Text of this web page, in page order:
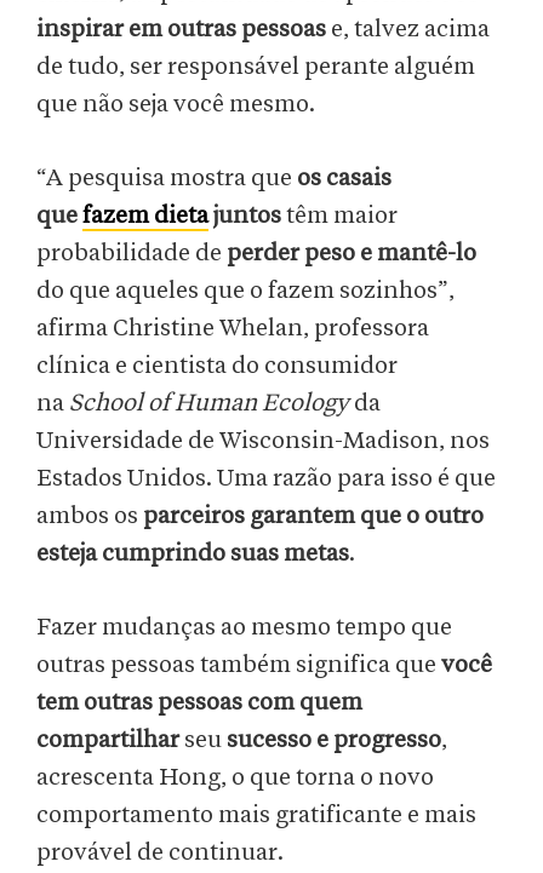
inspirar em outras pessoas e, talvez acima
de tudo, ser responsável perante alguém
que não seja você mesmo.
“A pesquisa mostra que os casais
quefazem dietajuntostêm maior
probabilidade de perder peso e mantê-lo
do que aqueles que o fazem sozinhos”,
afirma Christine Whelan, professora
clínica e cientista do consumidor
na School of Human Ecologyda
Universidade de Wisconsin-Madison, nos
Estados Unidos. Uma razão para isso é que
ambos os parceiros garantem que o outro
esteja cumprindo suas metas.
Fazer mudanças ao mesmo tempo que
outras pessoas também significa que você
tem outras pessoas com quem
compartilharseu sucesso e progresso,
acrescenta Hong, o que torna o novo
comportamento mais gratificante e mais
provável de continuar.